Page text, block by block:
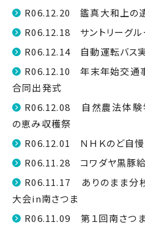
R06.12.20 鑑真大和上の
R06.12.18 サントリーグル
R06.12.14 自動運転バス
R06.12.10 年末年始交通
合同出発式
R06.12.08 自然農法体験
の恵み収穫祭
R06.12.01 ＮＨＫのど自慢
R06.11.28 コワダヤ黒豚
R06.11.17 ありのまま分
大会in南さつま
R06.11.09 第１回南さつま